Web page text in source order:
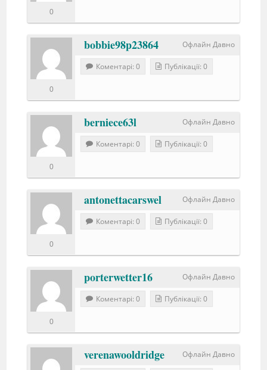
0
Офлайн Давно
bobbie98p23864
0
Коментарі: 0 Публікації: 0
Офлайн Давно
berniece63l
0
Коментарі: 0 Публікації: 0
Офлайн Давно
antonettacarswel
0
Коментарі: 0 Публікації: 0
Офлайн Давно
porterwetter16
0
Коментарі: 0 Публікації: 0
Офлайн Давно
verenawooldridge